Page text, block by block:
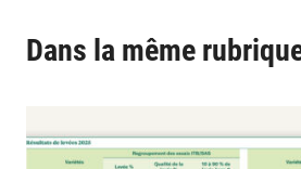
Dans la même